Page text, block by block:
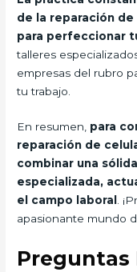
de la reparación
para perfeccionar
talleres
empresas del rubro
tu trabajo.
En resumen, para
reparación de
combinar una
especializada,
el campo laboral .
apasionante mundo
Preguntas